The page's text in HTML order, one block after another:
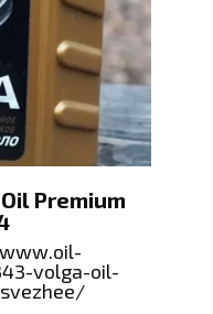
Premium
volga-oil-